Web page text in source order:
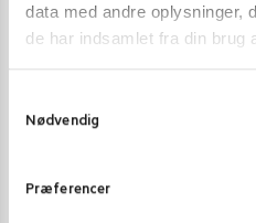
data med andre oplysninger,
de har indsamlet fra din brug
Nødvendig
Præferencer